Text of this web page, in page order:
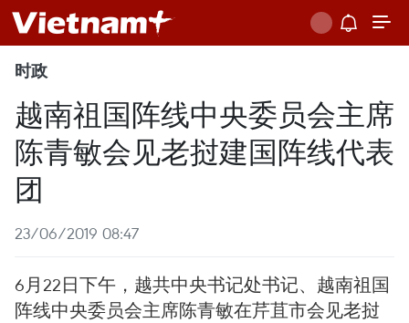
时政
越南祖国阵线中央委员会主席
陈青敏会见老挝建国阵线代表
团
23/06/2019 08:47
6月22日下午，越共中央书记处书记、越南祖国
阵线中央委员会主席陈青敏在芹苴市会见老挝